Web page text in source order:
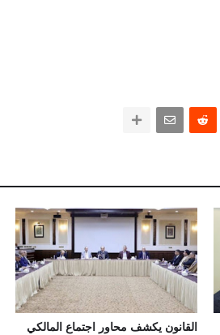
القانون يكشف محاور اجتماع المالكي